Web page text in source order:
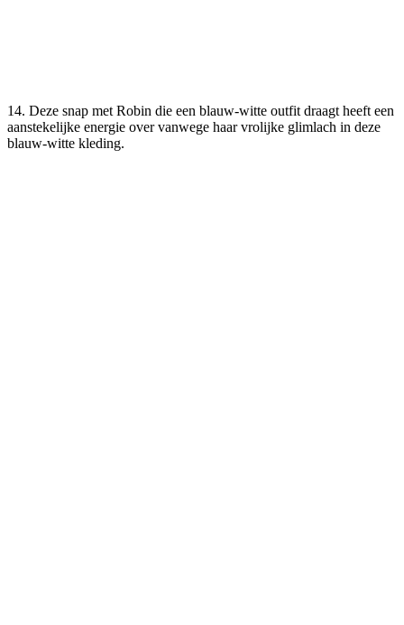
14. Deze snap met Robin die een blauw-witte outfit draagt heeft een
aanstekelijke energie over vanwege haar vrolijke glimlach in deze
blauw-witte kleding.